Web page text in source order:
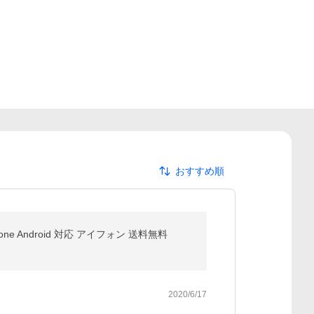
おすすめ順
Android 対応 アイフォン 送料無料
2020/6/17